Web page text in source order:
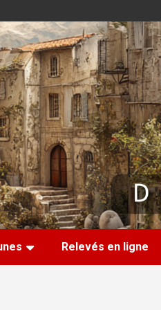
Relevés en ligne